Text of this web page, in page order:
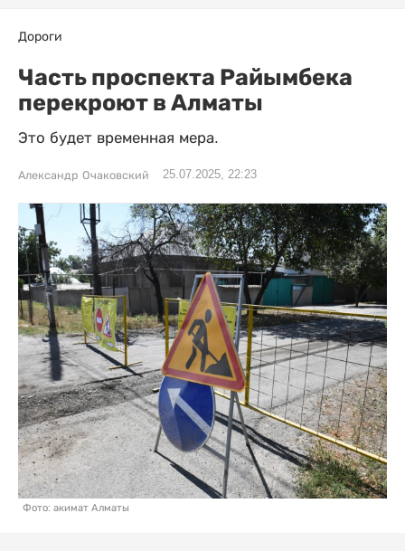
Дороги
Часть проспекта Райымбека
перекроют в Алматы
Это будет временная мера.
Александр Очаковский 25.07.2025, 22:23
Фото: акимат Алматы